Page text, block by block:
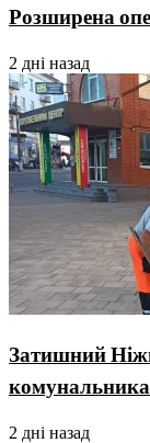
Розширена
2 дні назад
Затишний
2 дні назад